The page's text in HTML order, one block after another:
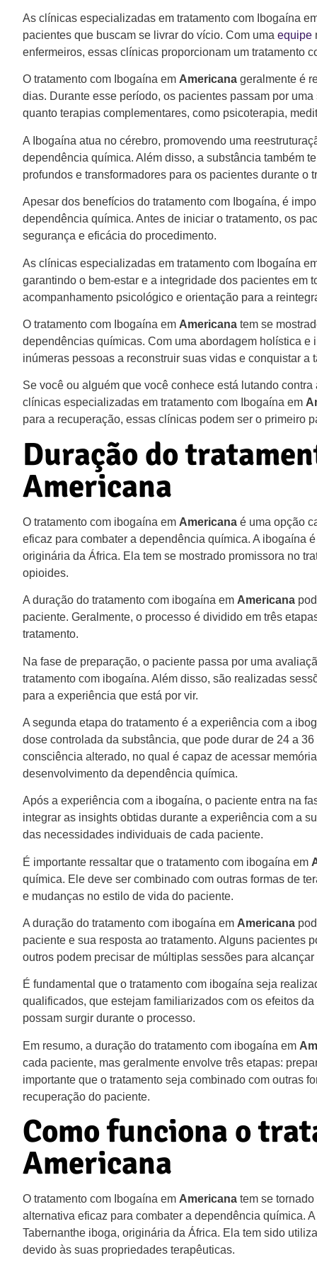
As clínicas especializadas em tratamento com Ibogaína
pacientes que buscam se livrar do vício. Com uma equipe
enfermeiros, essas clínicas proporcionam um tratamento
O tratamento com Ibogaína em Americana geralmente é
dias. Durante esse período, os pacientes passam por
quanto terapias complementares, como psicoterapia,
A Ibogaína atua no cérebro, promovendo uma
dependência química. Além disso, a substância também
profundos e transformadores para os pacientes durante o
Apesar dos benefícios do tratamento com Ibogaína, é
dependência química. Antes de iniciar o tratamento, os
segurança e eficácia do procedimento.
As clínicas especializadas em tratamento com Ibogaína
garantindo o bem-estar e a integridade dos pacientes em
acompanhamento psicológico e orientação para a
O tratamento com Ibogaína em Americana tem se
dependências químicas. Com uma abordagem holística
inúmeras pessoas a reconstruir suas vidas e conquistar a
Se você ou alguém que você conhece está lutando
clínicas especializadas em tratamento com Ibogaína em
para a recuperação, essas clínicas podem ser o primeiro
Duração do
Americana
O tratamento com ibogaína em Americana é uma opção
eficaz para combater a dependência química. A ibogaína
originária da África. Ela tem se mostrado promissora no
opioides.
A duração do tratamento com ibogaína em Americana
paciente. Geralmente, o processo é dividido em três
tratamento.
Na fase de preparação, o paciente passa por uma
tratamento com ibogaína. Além disso, são realizadas
para a experiência que está por vir.
A segunda etapa do tratamento é a experiência com a
dose controlada da substância, que pode durar de 24 a
consciência alterado, no qual é capaz de acessar
desenvolvimento da dependência química.
Após a experiência com a ibogaína, o paciente entra na
integrar as insights obtidas durante a experiência com a
das necessidades individuais de cada paciente.
É importante ressaltar que o tratamento com ibogaína em
química. Ele deve ser combinado com outras formas de
e mudanças no estilo de vida do paciente.
A duração do tratamento com ibogaína em Americana
paciente e sua resposta ao tratamento. Alguns pacientes
outros podem precisar de múltiplas sessões para
É fundamental que o tratamento com ibogaína seja
qualificados, que estejam familiarizados com os efeitos
possam surgir durante o processo.
Em resumo, a duração do tratamento com ibogaína em
cada paciente, mas geralmente envolve três etapas:
importante que o tratamento seja combinado com outras
recuperação do paciente.
Como funciona o
Americana
O tratamento com Ibogaína em Americana tem se
alternativa eficaz para combater a dependência química.
Tabernanthe iboga, originária da África. Ela tem sido
devido às suas propriedades terapêuticas.